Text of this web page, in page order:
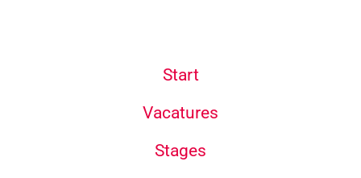
Start
Vacatures
Stages